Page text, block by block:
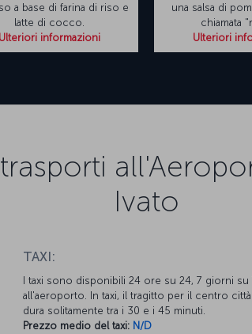
a base di farina di riso e
latte di cocco.
Ulteriori informazioni
una salsa di
chiamata
Ulteriori
Ivato
TAXI:
I taxi sono disponibili 24 ore su 24, 7 giorni su
all'aeroporto. In taxi, il tragitto per il centro città
dura solitamente tra i 30 e i 45 minuti.
Prezzo medio del taxi: N/D